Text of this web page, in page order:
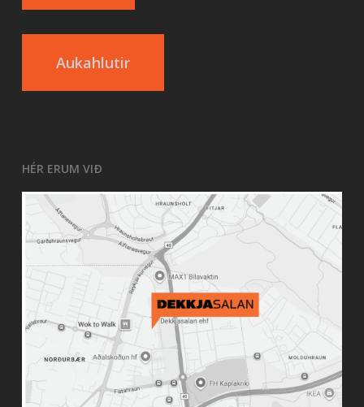
Aukahlutir
HÉR ERUM VIÐ